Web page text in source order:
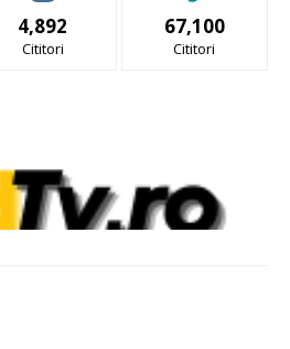
4,892
Cititori
67,100
Cititori